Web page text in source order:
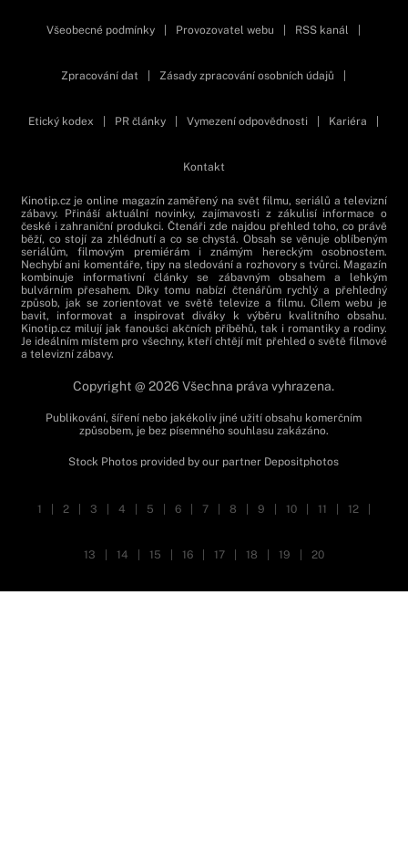
Všeobecné podmínky Provozovatel webu RSS kanál
Zpracování dat Zásady zpracování osobních údajů
Etický kodex PR články Vymezení odpovědnosti Kariéra
Kontakt
Kinotip.cz je online magazín zaměřený na svět filmu, seriálů a televizní
zábavy. Přináší aktuální novinky, zajímavosti z zákulisí informace o
české i zahraniční produkci. Čtenáři zde najdou přehled toho, co právě
běží, co stojí za zhlédnutí a co se chystá. Obsah se věnuje oblíbeným
seriálům, filmovým premiérám i známým hereckým osobnostem.
Nechybí ani komentáře, tipy na sledování a rozhovory s tvůrci. Magazín
kombinuje informativní články se zábavným obsahem a lehkým
bulvárním přesahem. Díky tomu nabízí čtenářům rychlý a přehledný
způsob, jak se zorientovat ve světě televize a filmu. Cílem webu je
bavit, informovat a inspirovat diváky k výběru kvalitního obsahu.
Kinotip.cz milují jak fanoušci akčních příběhů, tak i romantiky a rodiny.
Je ideálním místem pro všechny, kteří chtějí mít přehled o světě filmové
a televizní zábavy.
Copyright @ 2026 Všechna práva vyhrazena.
Publikování, šíření nebo jakékoliv jiné užití obsahu komerčním
způsobem, je bez písemného souhlasu zakázáno.
Stock Photos provided by our partner Depositphotos
1 2 3 4 5 6 7 8 9 10 11 12
13 14 15 16 17 18 19 20